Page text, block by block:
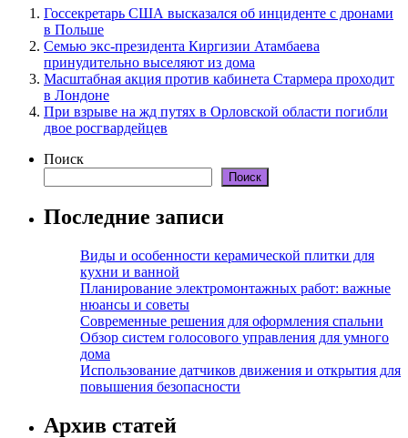
Госсекретарь США высказался об инциденте с дронами
в Польше
Семью экс-президента Киргизии Атамбаева
принудительно выселяют из дома
Масштабная акция против кабинета Стармера проходит
в Лондоне
При взрыве на жд путях в Орловской области погибли
двое росгвардейцев
Поиск
Поиск
Последние записи
Виды и особенности керамической плитки для
кухни и ванной
Планирование электромонтажных работ: важные
нюансы и советы
Современные решения для оформления спальни
Обзор систем голосового управления для умного
дома
Использование датчиков движения и открытия для
повышения безопасности
Архив статей